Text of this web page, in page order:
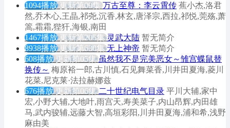
1094播放 更新第09集 万古至尊：李云霄传 蕉小杰,洛君
然,乔木心,王晶,祁尧,沉香,林玄,唐泽宗,西拉,祁悦,莞殇,萧
篙,霜霜,狴犴,海银,南田
1467播放 更新第205集 灵武大陆 暂无简介
8938播放 更新第630集 无上神帝 暂无简介
608播放 更新第05集 虽然我不是完美恶女～雏宫蝶鼠替
换传～ 梅原裕一郎,古川慎,石见舞菜香,川井田夏海,菱川
花菜,尼克莱·法拉赫娜兹
676播放 更新第06集 二十世纪电气目录 平川大辅,家中
宏,小野大辅,大地叶,雨宫天,寿美菜子,内山昂辉,内田雄
马,武内骏辅,远藤大智,高垣彩阳,川井田夏海,浦和希,浅野
麻由美